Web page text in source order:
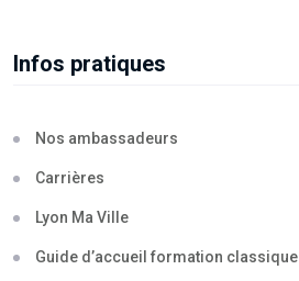
Infos pratiques
Nos ambassadeurs
Carrières
Lyon Ma Ville
Guide d’accueil formation classique